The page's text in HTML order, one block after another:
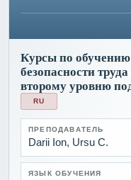
Курсы по
безопасности
второму уровню
RU
ПРЕПОДАВАТЕЛЬ
Darii Ion, Ursu C.
ЯЗЫК ОБУЧЕНИЯ